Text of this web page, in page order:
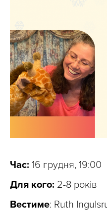
Час: 16 грудня, 19:00
Для кого: 2-8 років
Вестиме: Ruth